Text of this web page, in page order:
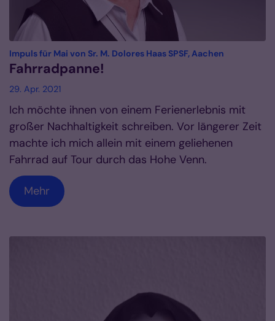
Impuls für Mai von Sr. M. Dolores Haas SPSF, Aachen
Fahrradpanne!
29. Apr. 2021
Ich möchte ihnen von einem Ferienerlebnis mit
großer Nachhaltigkeit schreiben. Vor längerer Zeit
machte ich mich allein mit einem geliehenen
Fahrrad auf Tour durch das Hohe Venn.
Mehr